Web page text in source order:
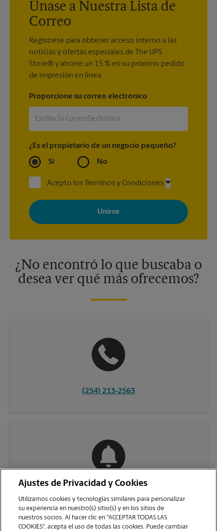
Únase a Nuestra Lista de
Correo
Regístrese para obtener acceso interno a las
noticias y ofertas especiales de The UPS
Store® y ahorre un 15 % en su próximo pedido
de impresión en línea.
Proporcione su correo electrónico
¿Es el propietario de un negocio pequeño?
Sí No
Acepto los Términos y Condiciones
Al registrarse, acepta recibir correos electrónicos de The UPS
Store con noticias, ofertas especiales, promociones y mensajes
adaptados a sus intereses. Puede darse de baja en cualquier
momento. Para más información, consulte nuestra política de
¿No encontró lo que buscaba o
desea ver qué más ofrecemos?
(254) 213-2563
Ajustes de Privacidad y Cookies
Utilizamos cookies y tecnologías similares para personalizar
su experiencia en nuestro(s) sitio(s) y en los sitios de
nuestros socios. Al hacer clic en "ACCEPTAR TODAS LAS
COOKIES", acepta el uso de todas las cookies. Puede cambiar